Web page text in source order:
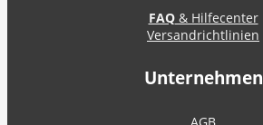
FAQ& Hilfecenter
Versandrichtlinien
Unternehmen